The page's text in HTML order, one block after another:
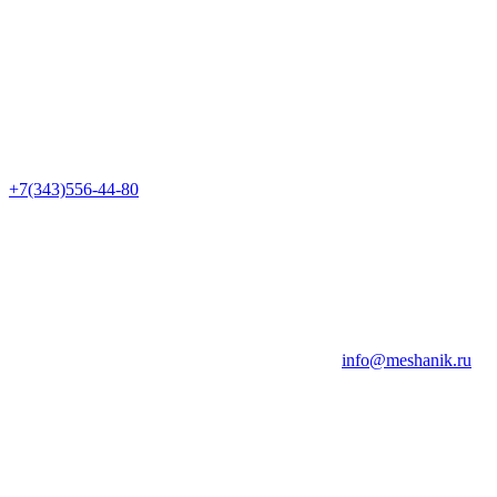
+7(343)556-44-80
info@meshanik.ru